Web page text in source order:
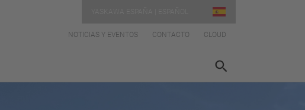
NOTICIAS Y EVENTOS CONTACTO CLOUD